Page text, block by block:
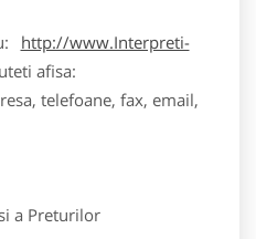
http://www.Interpreti-
afisa:
telefoane, fax, email,
a Preturilor